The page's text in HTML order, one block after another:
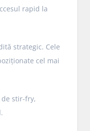
rapid la
strategic. Cele
cel mai
stir-fry,